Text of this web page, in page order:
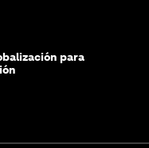
para